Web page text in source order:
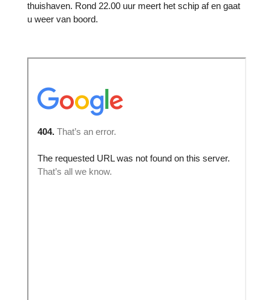
thuishaven. Rond 22.00 uur meert het schip af en gaat
u weer van boord.